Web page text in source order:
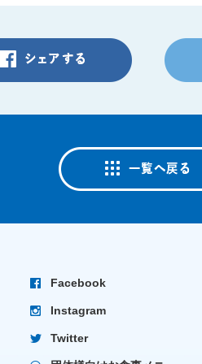
Facebook
Instagram
Twitter